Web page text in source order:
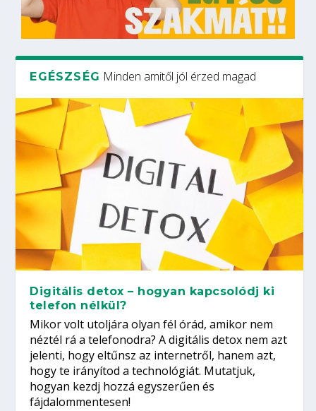
EGÉSZSÉG Minden amitől jól érzed magad
Digitális detox – hogyan kapcsolódj ki
telefon nélkül?
Mikor volt utoljára olyan fél órád, amikor nem
néztél rá a telefonodra? A digitális detox nem azt
jelenti, hogy eltűnsz az internetről, hanem azt,
hogy te irányítod a technológiát. Mutatjuk,
hogyan kezdj hozzá egyszerűen és
fájdalommentesen!